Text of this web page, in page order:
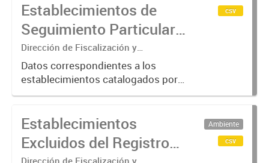
aquellos que requieren de una
verificación más exhaustiva por
considerarse...
Establecimientos de
Seguimiento Particular
en la Cuenca Matanza
Riachuelo (2024-2025)
Dirección de Fiscalización y
Adecuación Ambiental
Datos correspondientes a los
establecimientos catalogados por
ACUMAR como de "Seguimiento
aquellos que requieren de una
verificación más exhaustiva por
considerarse...
csv
Establecimientos
Excluidos del Registro
Dirección de Fiscalización y
Ambiente
csv